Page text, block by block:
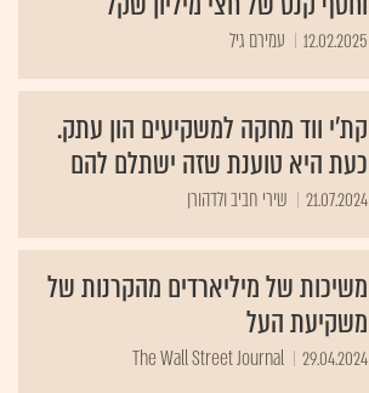
12.02.2025 עמירם גיל
קת'י ווד מחקה למשקיעים הון עתק.
כעת היא טוענת שזה ישתלם להם
21.07.2024 שירי חביב ולדהורן
משיכות של מיליארדים מהקרנות של
משקיעת העל
29.04.2024
The Wall Street Journal